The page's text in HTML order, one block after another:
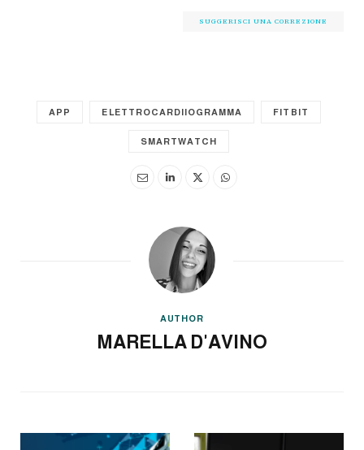
SUGGERISCI UNA CORREZIONE
APP ELETTROCARDIIOGRAMMA FITBIT
SMARTWATCH
AUTHOR
MARELLA D'AVINO